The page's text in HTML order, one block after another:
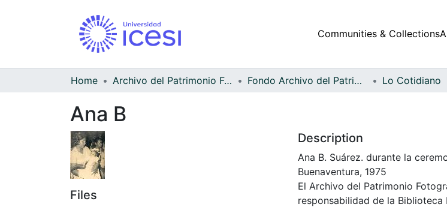
Communities & Collections
Home Archivo del Patrimonio Fotográfico y Fílmico del Valle del Cauca Fondo Archivo del Patrimonio Fotográfico y Fílmico del Valle del Cauca Lo Cotidiano
Ana B
Files
Description
Ana B. Suárez. durante la
Buenaventura, 1975
El Archivo del Patrimonio
responsabilidad de la